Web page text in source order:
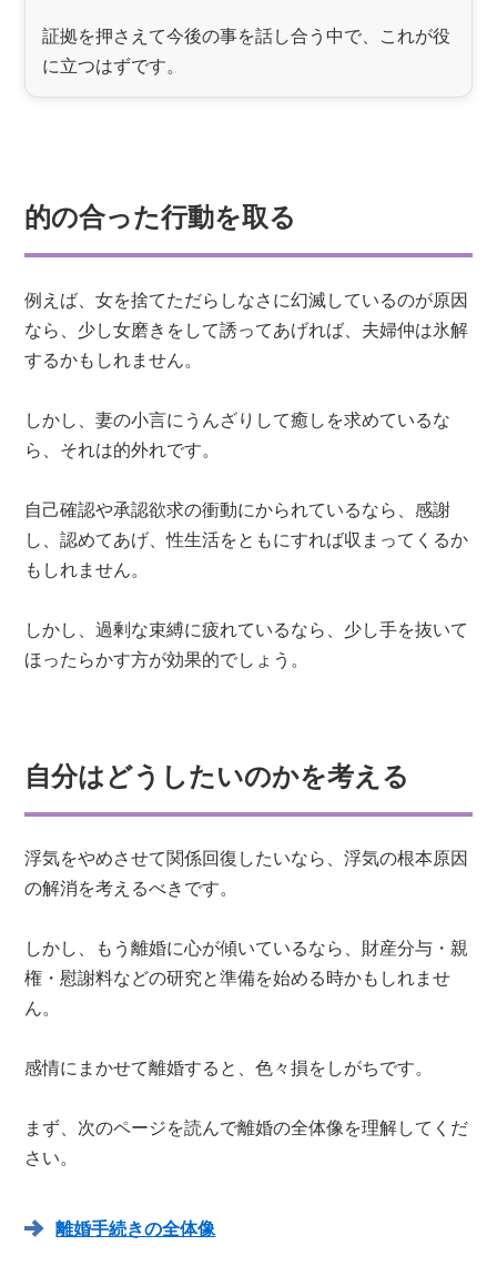
証拠を押さえて今後の事を話し合う中で、これが役
に立つはずです。
的の合った行動を取る
例えば、女を捨てただらしなさに幻滅しているのが原因
なら、少し女磨きをして誘ってあげれば、夫婦仲は氷解
するかもしれません。
しかし、妻の小言にうんざりして癒しを求めているな
ら、それは的外れです。
自己確認や承認欲求の衝動にかられているなら、感謝
し、認めてあげ、性生活をともにすれば収まってくるか
もしれません。
しかし、過剰な束縛に疲れているなら、少し手を抜いて
ほったらかす方が効果的でしょう。
自分はどうしたいのかを考える
浮気をやめさせて関係回復したいなら、浮気の根本原因
の解消を考えるべきです。
しかし、もう離婚に心が傾いているなら、財産分与・親
権・慰謝料などの研究と準備を始める時かもしれませ
ん。
感情にまかせて離婚すると、色々損をしがちです。
まず、次のページを読んで離婚の全体像を理解してくだ
さい。
離婚手続きの全体像